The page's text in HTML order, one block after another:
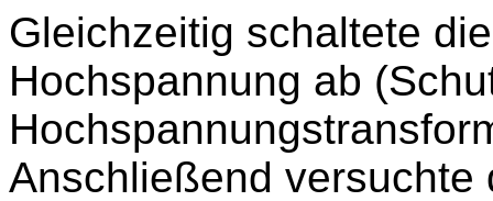
Gleichzeitig schaltete
Hochspannung ab
Anschließend versuchte